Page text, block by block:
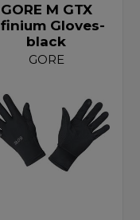
GORE M GTX
Gloves-
black
GORE